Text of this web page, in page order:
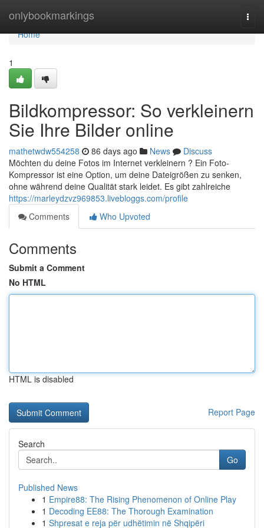
onlybookmarkings
Home
Home
1
Bildkompressor: So verkleinern
Sie Ihre Bilder online
mathetwdw554258 86 days ago News
Discuss
Möchten du deine Fotos im Internet verkleinern ? Ein Foto-
Kompressor ist eine Option, um deine Dateigrößen zu senken,
ohne während deine Qualität stark leidet. Es gibt zahlreiche
https://marleydzvz969853.livebloggs.com/profile
Comments
Who Upvoted
Comments
Submit a Comment
No HTML
HTML is disabled
Report Page
Search
Go
Published News
1 Empire88: The Rising Phenomenon of Online Play
1 Decoding EE88: The Thorough Examination
1 Shpresat e reja për udhëtimin në Shqipëri